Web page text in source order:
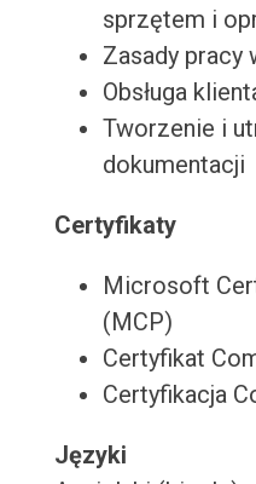
sprzętem i
Zasady pracy
Obsługa
Tworzenie i
dokumentacji
Certyfikaty
Microsoft
(MCP)
Certyfikat
Certyfikacja
Języki